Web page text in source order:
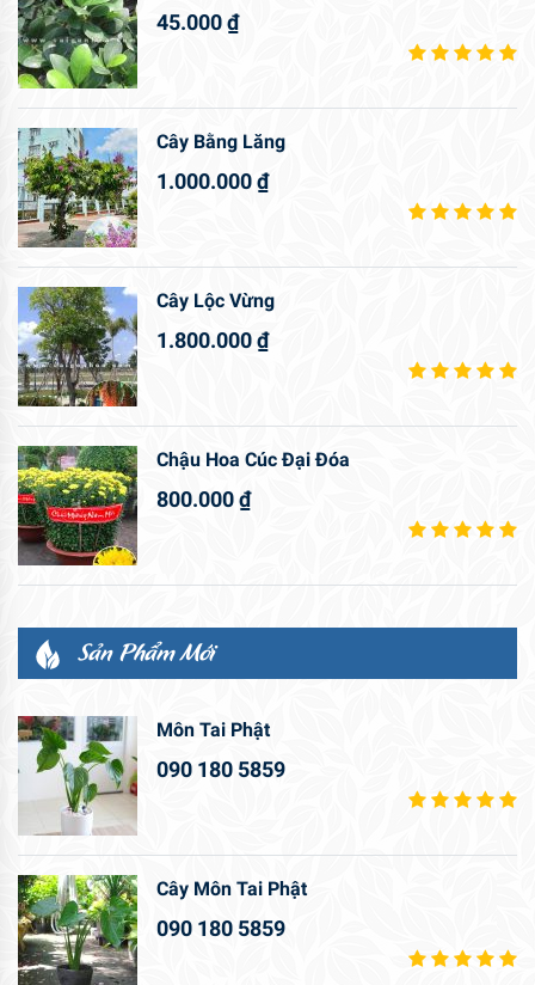
45.000₫
Cây Bằng Lăng
1.000.000₫
Cây Lộc Vừng
1.800.000₫
Chậu Hoa Cúc Đại Đóa
800.000₫
Sản Phẩm Mới
Môn Tai Phật
090 180 5859
Cây Môn Tai Phật
090 180 5859